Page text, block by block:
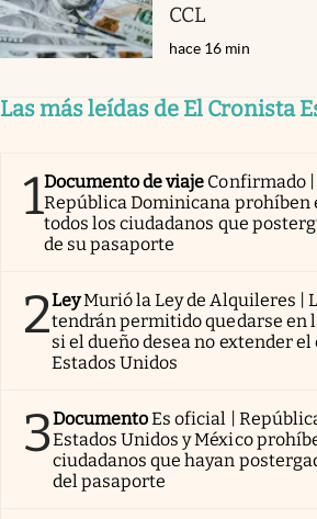
CCL
hace 16 min
Las más leídas de El Cronista
1Documento de viaje Confirmado |
República Dominicana prohíben
todos los ciudadanos que
de su pasaporte
2LeyMurió la Ley de Alquileres |
tendrán permitido quedarse en
si el dueño desea no extender
Estados Unidos
3DocumentoEs oficial |
Estados Unidos y México
ciudadanos que hayan
del pasaporte